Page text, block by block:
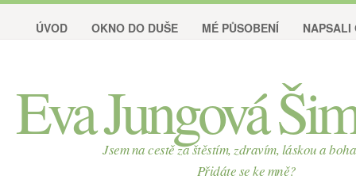
Eva Jungová
Jsem na cestě za štěstím, zdravím, láskou a
Přidáte se ke mně?
ÚVOD OKNO DO DUŠE MÉ PŮSOBENÍ NAPSALI